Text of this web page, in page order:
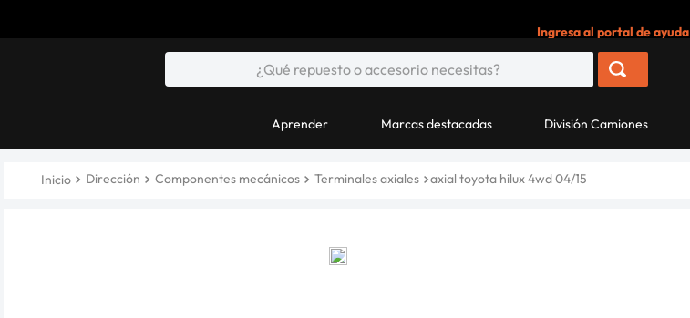
Ingresa al portal de ayuda
Aprender Marcas destacadas División Camiones
Dirección Componentes mecánicos Terminales axiales axial toyota hilux 4wd 04/15